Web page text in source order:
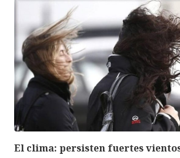
El clima: persisten fuertes